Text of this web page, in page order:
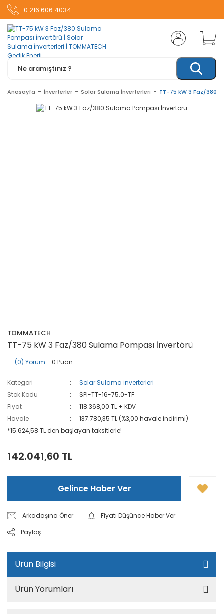
0 216 606 4034
Anasayfa İnverterler Solar Sulama İnverterleri TT-75 kW 3 Faz/380
TOMMATECH
TT-75 kW 3 Faz/380 Sulama Pompası İnvertörü
(0) Yorum - 0 Puan
Kategori
Solar Sulama İnverterleri
Stok Kodu
SPI-TT-16-75.0-TF
Fiyat
118.368,00 TL + KDV
Havale
137.780,35 TL (%3,00 havale indirimi)
*15.624,58 TL den başlayan taksitlerle!
142.041,60 TL
Gelince Haber Ver
Arkadaşına Öner
Fiyatı Düşünce Haber Ver
Paylaş
Ürün Bilgisi
Ürün Yorumları